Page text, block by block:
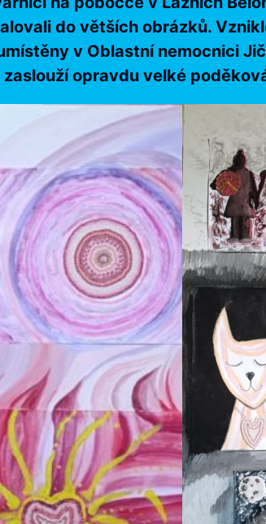
do větších obrázků.
v Oblastní nemocnici
opravdu velké